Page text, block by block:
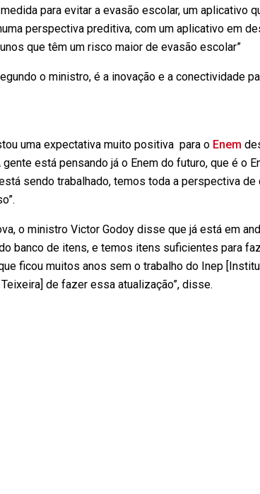
para evitar a evasão escolar, um aplicativo
perspectiva preditiva, com um aplicativo em
que têm um risco maior de evasão escolar”
o ministro, é a inovação e a conectividade
uma expectativa muito positiva para o Enem
está pensando já o Enem do futuro, que é o
sendo trabalhado, temos toda a perspectiva de
o ministro Victor Godoy disse que já está em
banco de itens, e temos itens suficientes para
ficou muitos anos sem o trabalho do Inep
de fazer essa atualização”, disse.